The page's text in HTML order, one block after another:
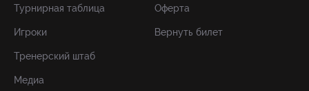
Турнирная таблица
Игроки
Тренерский штаб
Медиа
Оферта
Вернуть билет